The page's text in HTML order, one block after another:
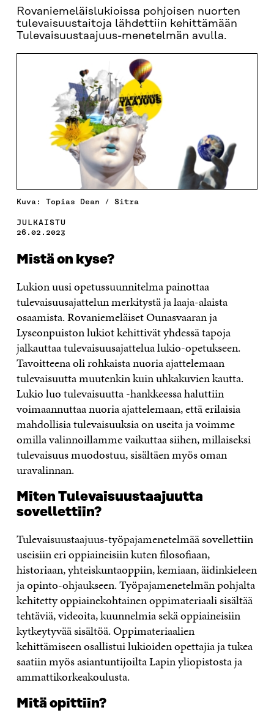
Rovaniemeläislukioissa pohjoisen nuorten
tulevaisuustaitoja lähdettiin kehittämään
Tulevaisuustaajuus-menetelmän avulla.
Kuva: Topias Dean / Sitra
JULKAISTU
26.02.2023
Mistä on kyse?
Lukion uusi opetussuunnitelma painottaa
tulevaisuusajattelun merkitystä ja laaja-alaista
osaamista. Rovaniemeläiset Ounasvaaran ja
Lyseonpuiston lukiot kehittivät yhdessä tapoja
jalkauttaa tulevaisuusajattelua lukio-opetukseen.
Tavoitteena oli rohkaista nuoria ajattelemaan
tulevaisuutta muutenkin kuin uhkakuvien kautta.
Lukio luo tulevaisuutta -hankkeessa haluttiin
voimaannuttaa nuoria ajattelemaan, että erilaisia
mahdollisia tulevaisuuksia on useita ja voimme
omilla valinnoillamme vaikuttaa siihen, millaiseksi
tulevaisuus muodostuu, sisältäen myös oman
uravalinnan.
Miten Tulevaisuustaajuutta
sovellettiin?
Tulevaisuustaajuus-työpajamenetelmää sovellettiin
useisiin eri oppiaineisiin kuten filosofiaan,
historiaan, yhteiskuntaoppiin, kemiaan, äidinkieleen
ja opinto-ohjaukseen. Työpajamenetelmän pohjalta
kehitetty oppiainekohtainen oppimateriaali sisältää
tehtäviä, videoita, kuunnelmia sekä oppiaineisiin
kytkeytyvää sisältöä. Oppimateriaalien
kehittämiseen osallistui lukioiden opettajia ja tukea
saatiin myös asiantuntijoilta Lapin yliopistosta ja
ammattikorkeakoulusta.
Mitä opittiin?